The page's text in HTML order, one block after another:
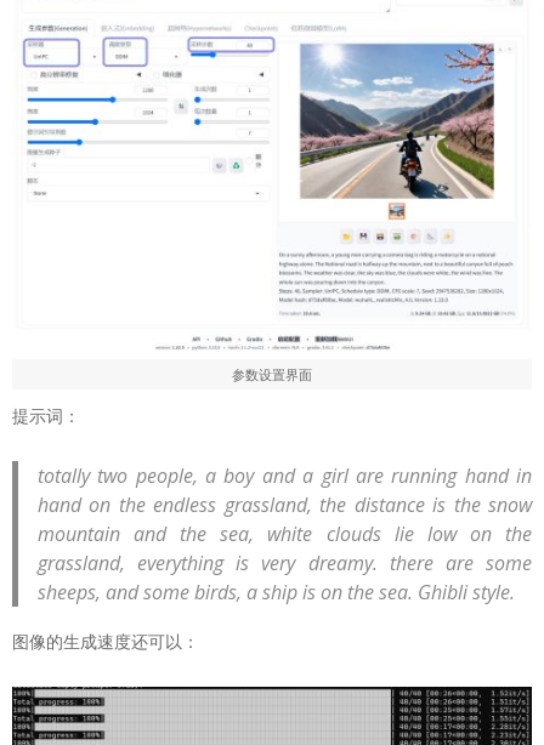
参数设置界面
提示词：
totally two people, a boy and a girl are running hand in
hand on the endless grassland, the distance is the snow
mountain and the sea, white clouds lie low on the
grassland, everything is very dreamy. there are some
sheeps, and some birds, a ship is on the sea. Ghibli style.
图像的生成速度还可以：